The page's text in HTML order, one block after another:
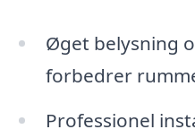
Øget belysning
forbedrer
Professionel